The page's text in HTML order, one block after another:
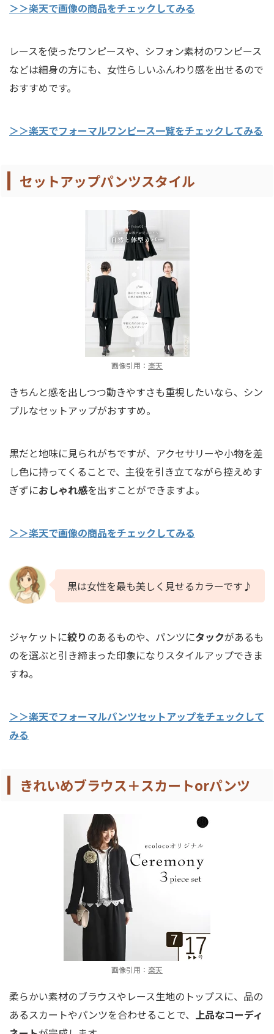
＞＞楽天で画像の商品をチェックしてみる
レースを使ったワンピースや、シフォン素材のワンピース
などは細身の方にも、女性らしいふんわり感を出せるので
おすすめです。
＞＞楽天でフォーマルワンピース一覧をチェックしてみる
セットアップパンツスタイル
画像引用： 楽天
きちんと感を出しつつ動きやすさも重視したいなら、シン
プルなセットアップがおすすめ。
黒だと地味に見られがちですが、アクセサリーや小物を差
し色に持ってくることで、主役を引き立てながら控えめす
ぎずにおしゃれ感を出すことができますよ。
＞＞楽天で画像の商品をチェックしてみる
黒は女性を最も美しく見せるカラーです♪
ジャケットに絞りのあるものや、パンツにタックがあるも
のを選ぶと引き締まった印象になりスタイルアップできま
すね。
＞＞楽天でフォーマルパンツセットアップをチェックして
みる
きれいめブラウス＋スカートorパンツ
画像引用： 楽天
柔らかい素材のブラウスやレース生地のトップスに、品の
あるスカートやパンツを合わせることで、 上品なコーディ